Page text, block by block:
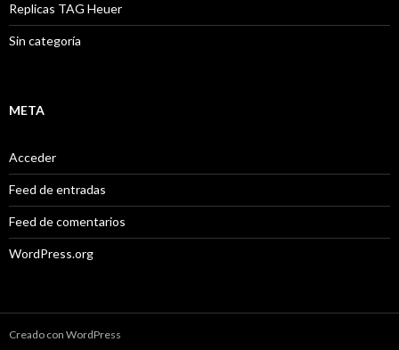
Replicas TAG Heuer
Sin categoría
META
Acceder
Feed de entradas
Feed de comentarios
WordPress.org
Creado con WordPress